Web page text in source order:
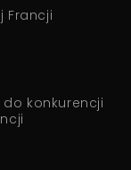
Francji
konkurencji